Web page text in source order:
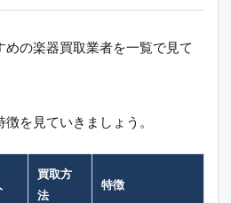
めの楽器買取業者を一覧で見て
を見ていきましょう。
買取方
法
特徴